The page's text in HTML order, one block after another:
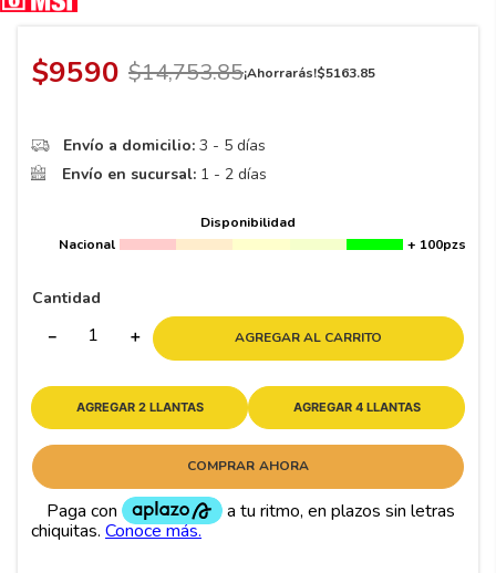
$9590 $14,753.85¡Ahorrarás!$5163.85
Envío a domicilio: 3 - 5 días
Envío en sucursal: 1 - 2 días
Disponibilidad
Nacional
+ 100pzs
Cantidad
＋
－ AGREGAR AL CARRITO
AGREGAR 2 LLANTAS AGREGAR 4 LLANTAS
COMPRAR AHORA